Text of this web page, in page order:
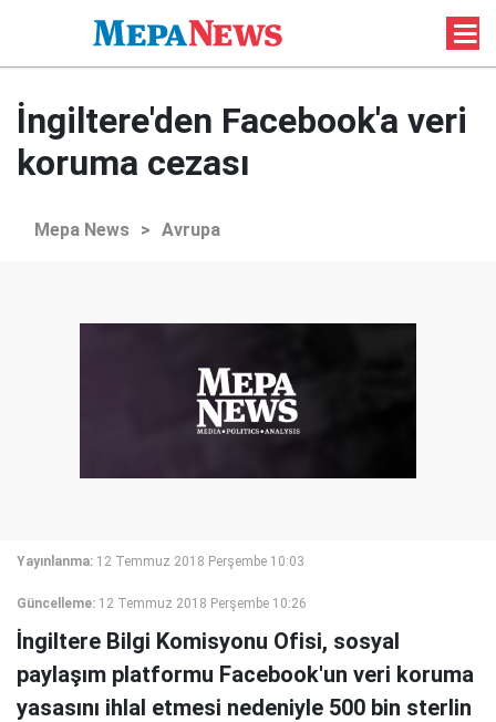
İngiltere'den Facebook'a veri
koruma cezası
Mepa News > Avrupa
Yayınlanma: 12 Temmuz 2018 Perşembe 10:03
Güncelleme: 12 Temmuz 2018 Perşembe 10:26
İngiltere Bilgi Komisyonu Ofisi, sosyal
paylaşım platformu Facebook'un veri koruma
yasasını ihlal etmesi nedeniyle 500 bin sterlin